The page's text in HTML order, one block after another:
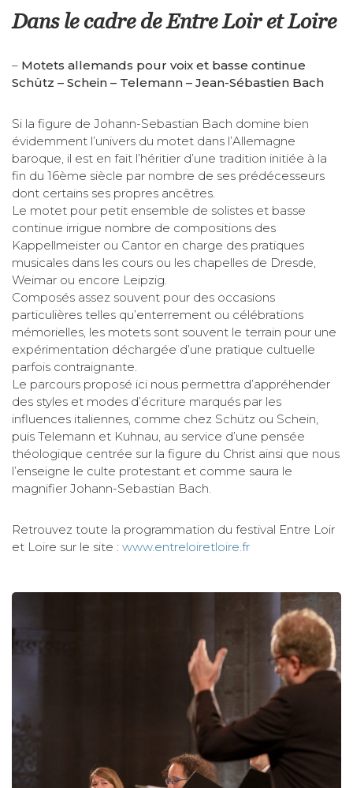
Dans le cadre de Entre Loir et Loire
– Motets allemands pour voix et basse continue
Schütz – Schein – Telemann – Jean-Sébastien Bach
Si la figure de Johann-Sebastian Bach domine bien
évidemment l’univers du motet dans l’Allemagne
baroque, il est en fait l’héritier d’une tradition initiée à la
fin du 16ème siècle par nombre de ses prédécesseurs
dont certains ses propres ancêtres.
Le motet pour petit ensemble de solistes et basse
continue irrigue nombre de compositions des
Kappellmeister ou Cantor en charge des pratiques
musicales dans les cours ou les chapelles de Dresde,
Weimar ou encore Leipzig.
Composés assez souvent pour des occasions
particulières telles qu’enterrement ou célébrations
mémorielles, les motets sont souvent le terrain pour une
expérimentation déchargée d’une pratique cultuelle
parfois contraignante.
Le parcours proposé ici nous permettra d’appréhender
des styles et modes d’écriture marqués par les
influences italiennes, comme chez Schütz ou Schein,
puis Telemann et Kuhnau, au service d’une pensée
théologique centrée sur la figure du Christ ainsi que nous
l’enseigne le culte protestant et comme saura le
magnifier Johann-Sebastian Bach.
Retrouvez toute la programmation du festival Entre Loir
et Loire sur le site : www.entreloiretloire.fr